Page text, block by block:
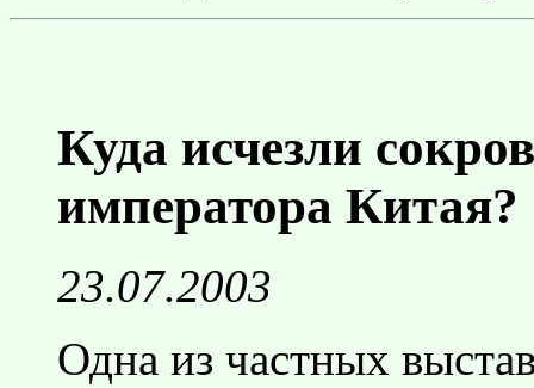
Куда исчезли
императора Китая?
23.07.2003
Одна из частных